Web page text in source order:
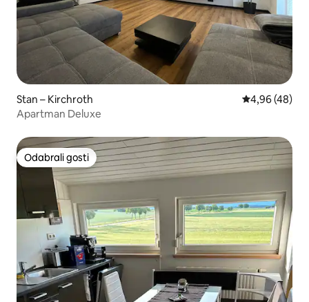
Stan – Kirchroth Prosječna
4,96 (48)
Apartman Deluxe
Odabrali gosti
Odabrali gosti